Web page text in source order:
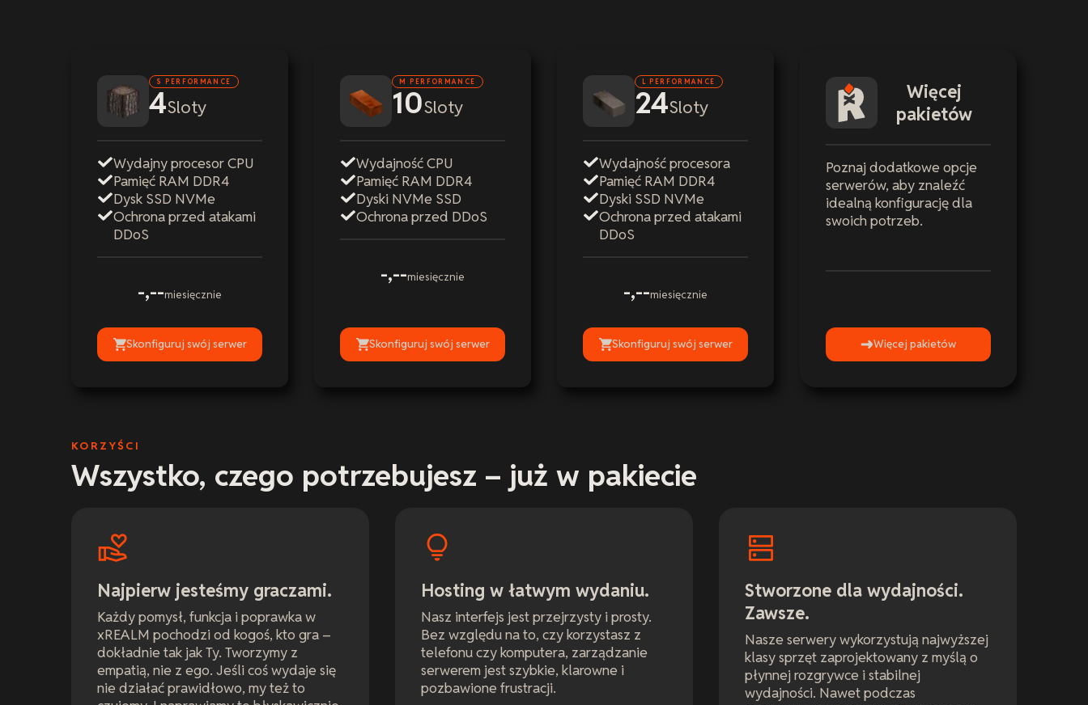
S PERFORMANCE
4Sloty
Wydajny procesor CPU
Pamięć RAM DDR4
Dysk SSD NVMe
Ochrona przed atakami
DDoS
-,--miesięcznie
Skonfiguruj swój serwer
M PERFORMANCE
10Sloty
Wydajność CPU
Pamięć RAM DDR4
Dyski NVMe SSD
Ochrona przed DDoS
-,--miesięcznie
Skonfiguruj swój serwer
L PERFORMANCE
24Sloty
Wydajność procesora
Pamięć RAM DDR4
Dyski SSD NVMe
Ochrona przed atakami
DDoS
-,--miesięcznie
Skonfiguruj swój serwer
Więcej
pakietów
Poznaj dodatkowe opcje
serwerów, aby znaleźć
idealną konfigurację dla
swoich potrzeb.
Więcej pakietów
KORZYŚCI
Wszystko, czego potrzebujesz – już w pakiecie
Najpierw jesteśmy graczami.
Każdy pomysł, funkcja i poprawka w
xREALM pochodzi od kogoś, kto gra –
dokładnie tak jak Ty. Tworzymy z
empatią, nie z ego. Jeśli coś wydaje się
nie działać prawidłowo, my też to
Hosting w łatwym wydaniu.
Nasz interfejs jest przejrzysty i prosty.
Bez względu na to, czy korzystasz z
telefonu czy komputera, zarządzanie
serwerem jest szybkie, klarowne i
pozbawione frustracji.
Stworzone dla wydajności.
Zawsze.
Nasze serwery wykorzystują najwyższej
klasy sprzęt zaprojektowany z myślą o
płynnej rozgrywce i stabilnej
wydajności. Nawet podczas